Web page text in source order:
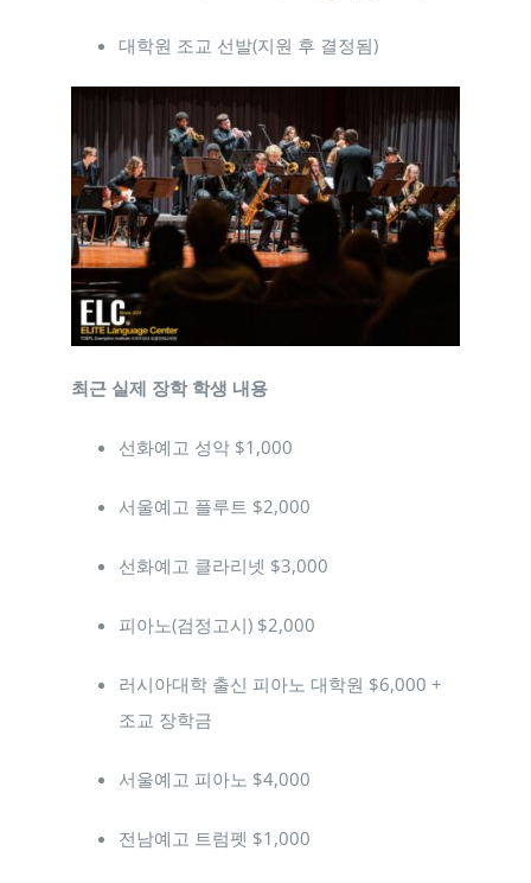
대학원 조교 선발(지원 후 결정됨)
최근 실제 장학 학생 내용
선화예고 성악 $1,000
서울예고 플루트 $2,000
선화예고 클라리넷 $3,000
피아노(검정고시) $2,000
러시아대학 출신 피아노 대학원 $6,000 +
조교 장학금
서울예고 피아노 $4,000
전남예고 트럼펫 $1,000